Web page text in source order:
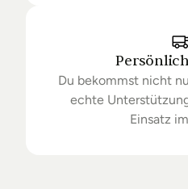
Du bekommst nicht
echte
Einsatz